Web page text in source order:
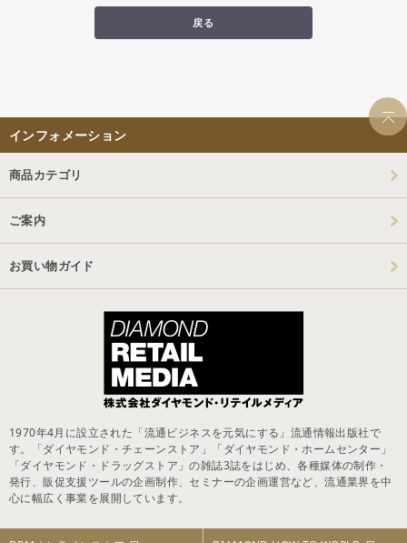
戻る
インフォメーション
商品カテゴリ
ご案内
お買い物ガイド
1970年4月に設立された「流通ビジネスを元気にする」流通情報出版社で
す。「ダイヤモンド・チェーンストア」「ダイヤモンド・ホームセンター」
「ダイヤモンド・ドラッグストア」の雑誌3誌をはじめ、各種媒体の制作・
発行、販促支援ツールの企画制作、セミナーの企画運営など、流通業界を中
心に幅広く事業を展開しています。